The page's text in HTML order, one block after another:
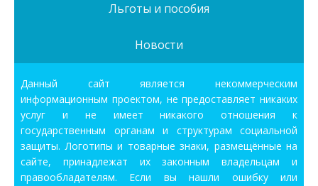
Льготы и пособия
Новости
Данный сайт является некоммерческим
информационным проектом, не предоставляет никаких
услуг и не имеет никакого отношения к
государственным органам и структурам социальной
защиты. Логотипы и товарные знаки, размещённые на
сайте, принадлежат их законным владельцам и
правообладателям. Если вы нашли ошибку или